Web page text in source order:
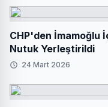
CHP'den İmamoğlu
Nutuk Yerleştirildi
24 Mart 2026